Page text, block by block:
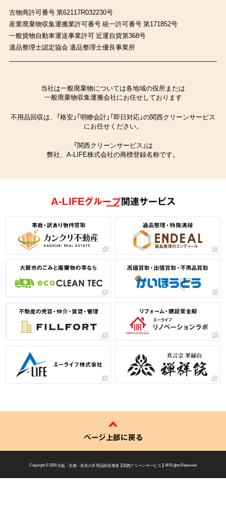
古物商許可番号 第62117R032230号
産業廃棄物収集運搬業許可番号 統一許可番号 第171852号
一般貨物自動車運送事業許可 近運自貨第368号
遺品整理士認定協会 遺品整理士優良事業所
当社は一般廃棄物については各地域の役所または
一般廃棄物収集運搬会社にお任せしております
不用品回収は、「格安」「明瞭会計」「即日対応」の関西クリーンサービス
にお任せください。
「関西クリーンサービス」は
弊社、A-LIFE株式会社の商標登録名称です。
A-LIFEグループ関連サービス
ページ上部に戻る
Copyright © 2026大阪・京都・奈良の不用品回収業者 【 関西クリーンサービス 】 All Rights Reserved.